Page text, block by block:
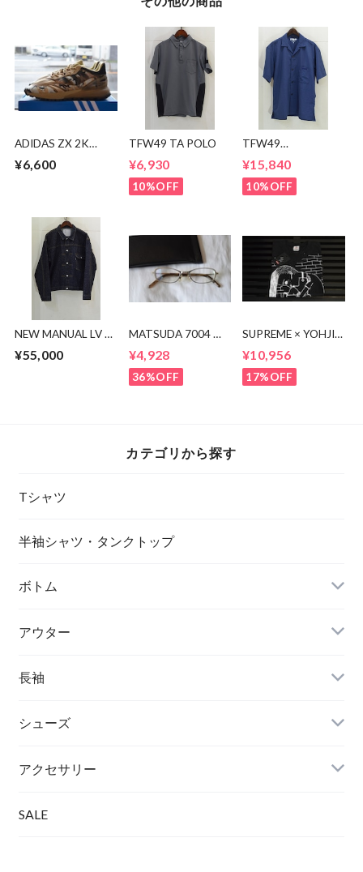
ADIDAS ZX 2K
¥6,600
TFW49 TA POLO
¥6,930
10%OFF
TFW49
OPEN COLLAR
SHIRTS
¥15,840
10%OFF
NEW MANUAL LV T-
JACKET
¥55,000
MATSUDA 7004 眼
¥4,928
36%OFF
SUPREME × YOHJI
Thinker Tee
¥10,956
17%OFF
カテゴリから探す
Tシャツ
半袖シャツ・タンクトップ
ボトム
アウター
長袖
シューズ
アクセサリー
SALE